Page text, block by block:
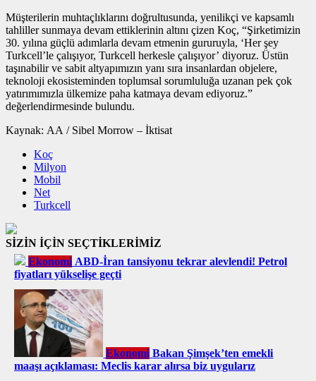
Müşterilerin muhtaçlıklarını doğrultusunda, yenilikçi ve kapsamlı
tahliller sunmaya devam ettiklerinin altını çizen Koç, “Şirketimizin
30. yılına güçlü adımlarla devam etmenin gururuyla, ‘Her şey
Turkcell’le çalışıyor, Turkcell herkesle çalışıyor’ diyoruz. Üstün
taşınabilir ve sabit altyapımızın yanı sıra insanlardan objelere,
teknoloji ekosisteminden toplumsal sorumluluğa uzanan pek çok
yatırımımızla ülkemize paha katmaya devam ediyoruz.”
değerlendirmesinde bulundu.
Kaynak: AA / Sibel Morrow – İktisat
Koç
Milyon
Mobil
Net
Turkcell
SİZİN İÇİN SEÇTİKLERİMİZ
Ekonomi ABD-İran tansiyonu tekrar alevlendi! Petrol
fiyatları yükselişe geçti
Ekonomi Bakan Şimşek’ten emekli
maaşı açıklaması: Meclis karar alırsa biz uygularız